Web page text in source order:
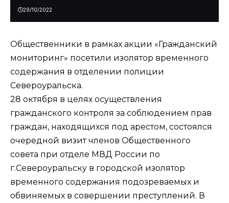
29/10/2022
Общественники в рамках акции «Гражданский
мониторинг» посетили изолятор временного
содержания в отделении полиции
Североуральска.
28 октября в целях осуществления
гражданского контроля за соблюдением прав
граждан, находящихся под арестом, состоялся
очередной визит членов Общественного
совета при отделе МВД России по
г.Североуральску в городской изолятор
временного содержания подозреваемых и
обвиняемых в совершении преступлений. В